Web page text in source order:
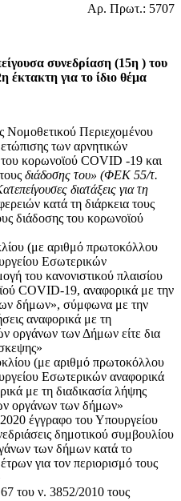
Αρ. Πρωτ.: 5707
συνεδρίαση (15η ) του
έκτακτη για το ίδιο θέμα
Περιεχομένου
των αρνητικών
κορωνοϊού COVID -19 και
διάδοσης του» (ΦΕΚ 55/τ.
διατάξεις για τη
κατά τη διάρκεια τους
διάδοσης του κορωνοϊού
(με αριθμό πρωτοκόλλου
Εσωτερικών
του κανονιστικού πλαισίου
COVID-19, αναφορικά με την
δήμων», σύμφωνα με την
αναφορικά με τη
οργάνων των Δήμων είτε δια
(με αριθμό πρωτοκόλλου
Εσωτερικών αναφορικά
με τη διαδικασία λήψης
οργάνων των δήμων»
έγγραφο του Υπουργείου
δημοτικού συμβουλίου
των δήμων κατά το
για τον περιορισμό τους
του ν. 3852/2010 τους